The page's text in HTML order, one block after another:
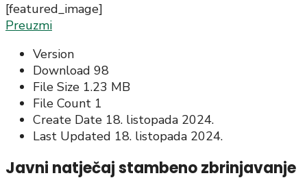
[featured_image]
Preuzmi
Version
Download 98
File Size 1.23 MB
File Count 1
Create Date 18. listopada 2024.
Last Updated 18. listopada 2024.
Javni natječaj stambeno zbrinjavanje